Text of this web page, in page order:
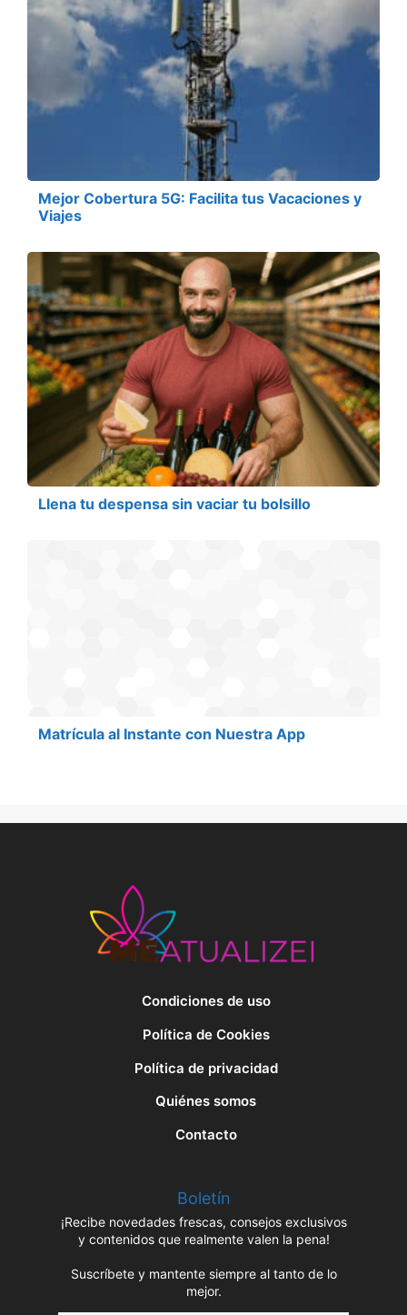
Mejor Cobertura 5G: Facilita tus Vacaciones y
Viajes
Llena tu despensa sin vaciar tu bolsillo
Matrícula al Instante con Nuestra App
Condiciones de uso
Política de Cookies
Política de privacidad
Quiénes somos
Contacto
Boletín
¡Recibe novedades frescas, consejos exclusivos
y contenidos que realmente valen la pena!
Suscríbete y mantente siempre al tanto de lo
mejor.